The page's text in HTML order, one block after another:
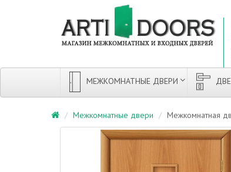
МЕЖКОМНАТНЫЕ ДВЕРИ
Межкомнатные двери Межкомнатная